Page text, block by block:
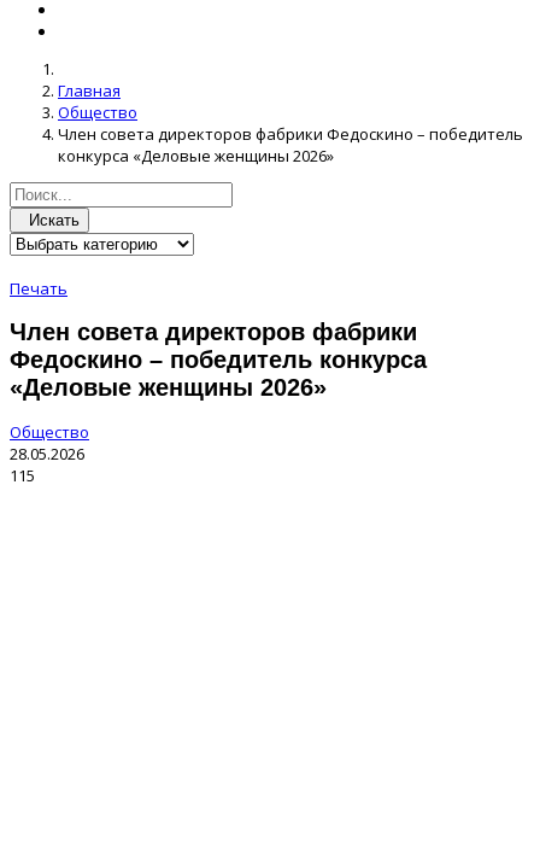
Главная
Общество
Член совета директоров фабрики Федоскино – победитель
конкурса «Деловые женщины 2026»
Искать
Печать
Член совета директоров фабрики
Федоскино – победитель конкурса
«Деловые женщины 2026»
Общество
28.05.2026
115